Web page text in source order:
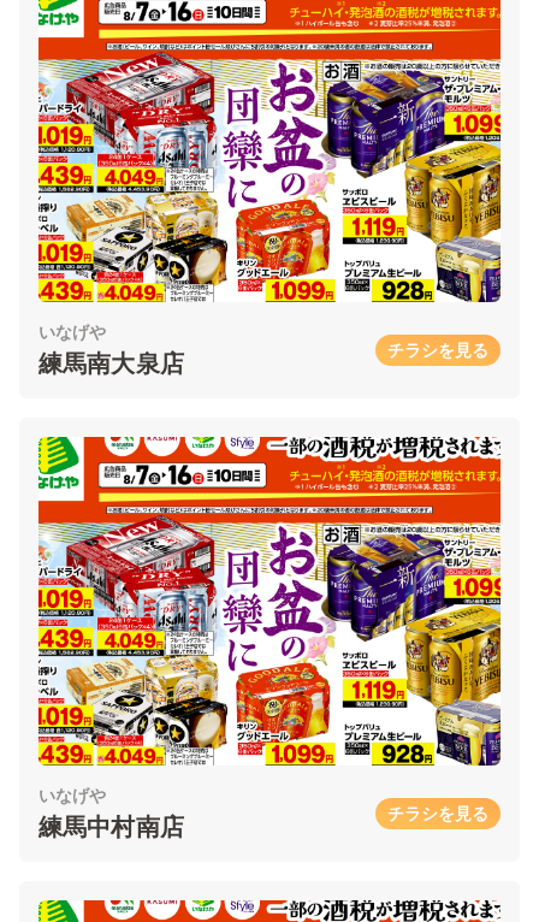
いなげや
練馬南大泉店 チラシを見る
いなげや
練馬中村南店 チラシを見る